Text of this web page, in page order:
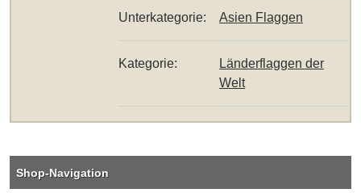
Unterkategorie: Asien Flaggen
Kategorie:
Länderflaggen der
Welt
Shop-Navigation